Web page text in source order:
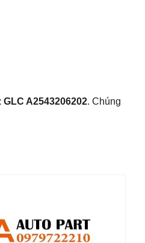
A2543206202. Chúng